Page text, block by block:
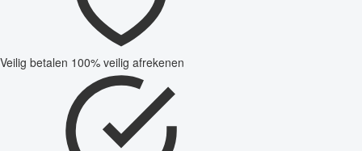
Veilig betalen 100% veilig afrekenen